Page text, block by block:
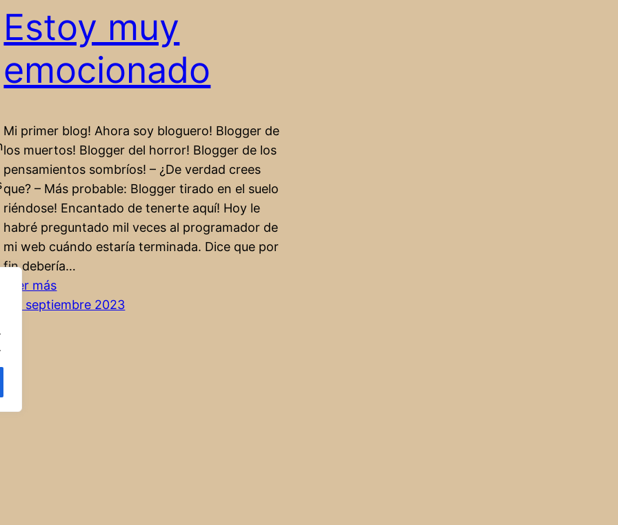
Estoy muy
emocionado
Mi primer blog! Ahora soy bloguero! Blogger de
los muertos! Blogger del horror! Blogger de los
pensamientos sombríos! – ¿De verdad crees
que? – Más probable: Blogger tirado en el suelo
riéndose! Encantado de tenerte aquí! Hoy le
habré preguntado mil veces al programador de
mi web cuándo estaría terminada. Dice que por
fin debería…
Leer más:
Estoy
22. septiembre 2023